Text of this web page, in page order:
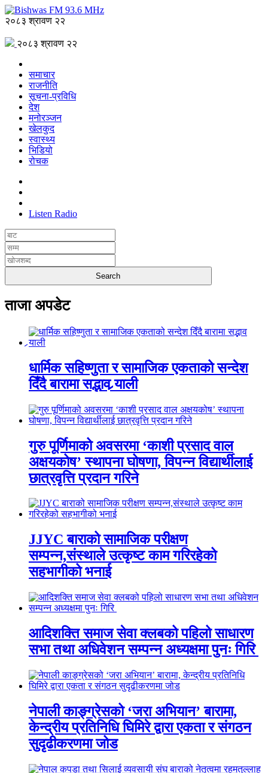
२०८३ श्रावण २२
२०८३ श्रावण २२
समाचार
राजनीति
सूचना-प्रविधि
देश
मनोरञ्जन
खेलकुद
स्वास्थ्य
भिडियो
रोचक
Listen Radio
ताजा अपडेट
धार्मिक सहिष्णुता र सामाजिक एकताको सन्देश
दिँदै बारामा सद्भाव र्‍याली
गुरु पूर्णिमाको अवसरमा ‘काशी प्रसाद वाल
अक्षयकोष’ स्थापना घोषणा, विपन्न विद्यार्थीलाई
छात्रवृत्ति प्रदान गरिने
JJYC बाराको सामाजिक परीक्षण
सम्पन्न,संस्थाले उत्कृष्ट काम गरिरहेको
सहभागीको भनाई
आदिशक्ति समाज सेवा क्लबको पहिलो साधारण
सभा तथा अधिवेशन सम्पन्न अध्यक्षमा पुनः गिरि
नेपाली काङ्ग्रेसको ‘जरा अभियान’ बारामा,
केन्द्रीय प्रतिनिधि घिमिरे द्वारा एकता र संगठन
सुदृढीकरणमा जोड